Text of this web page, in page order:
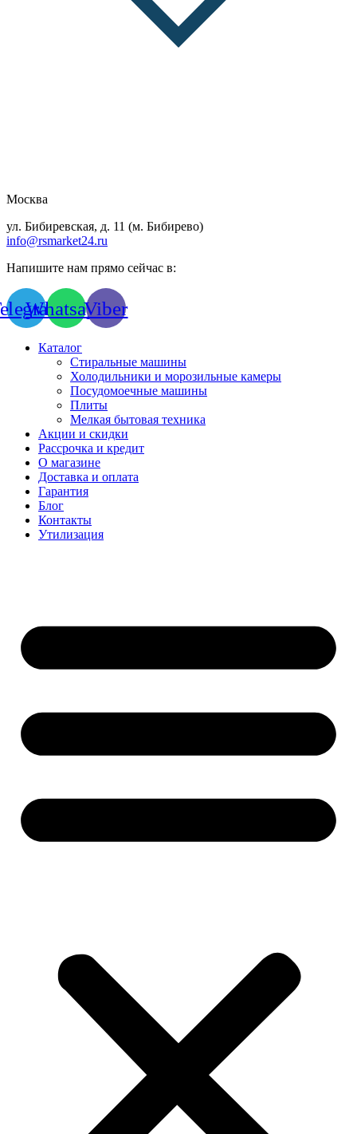
Москва
ул. Бибиревская, д. 11 (м. Бибирево)
info@rsmarket24.ru
Напишите нам прямо сейчас в:
WhatsappViber
Каталог
Стиральные машины
Холодильники и морозильные камеры
Посудомоечные машины
Плиты
Мелкая бытовая техника
Акции и скидки
Рассрочка и кредит
О магазине
Доставка и оплата
Гарантия
Блог
Контакты
Утилизация